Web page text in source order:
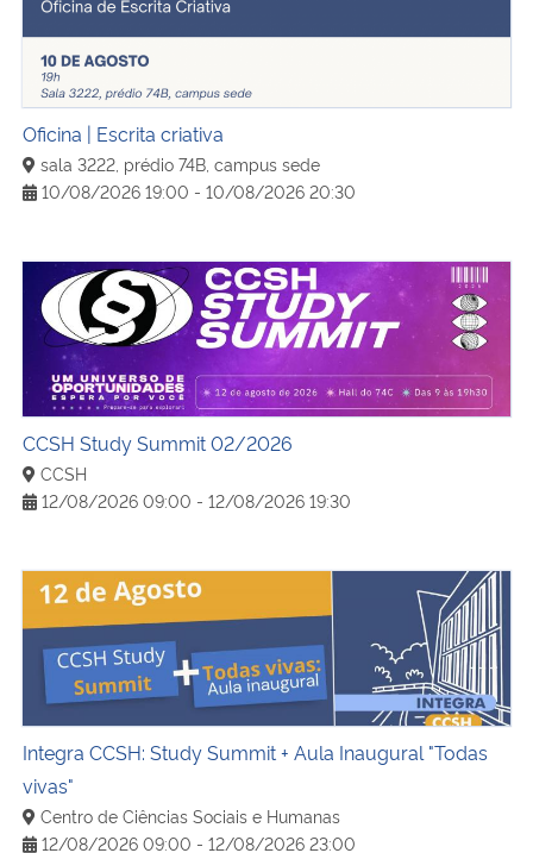
Oficina | Escrita criativa
sala 3222, prédio 74B, campus sede
10/08/2026 19:00 - 10/08/2026 20:30
CCSH Study Summit 02/2026
CCSH Study Summit 02/2026
CCSH
12/08/2026 09:00 - 12/08/2026 19:30
Integra CCSH: Study Summit + Aula Inaugural "Todas
Integra CCSH: Study Summit + Aula Inaugural "Todas
vivas"
Centro de Ciências Sociais e Humanas
12/08/2026 09:00 - 12/08/2026 23:00